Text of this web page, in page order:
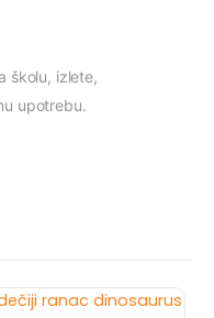
školu, izlete,
upotrebu.